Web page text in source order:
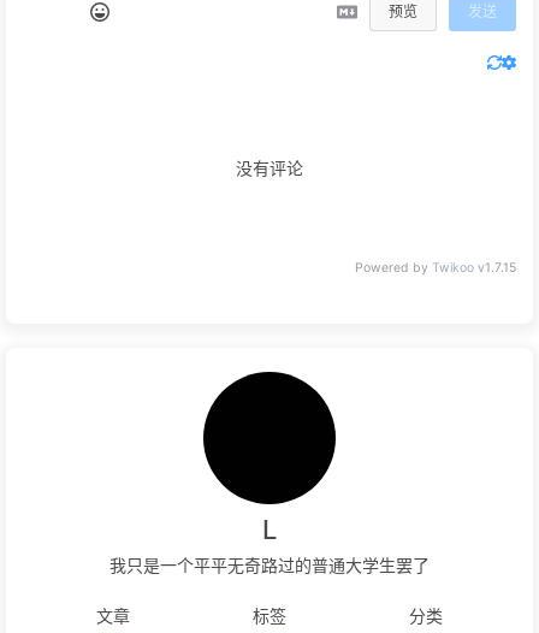
预览 发送
没有评论
Powered by Twikoo v1.7.15
L
我只是一个平平无奇路过的普通大学生罢了
文章 标签 分类